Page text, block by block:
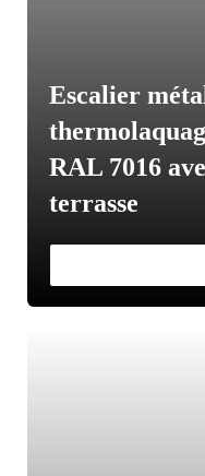
Escalier
RAL 7016
terrasse